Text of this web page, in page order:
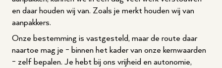
en daar houden wij van. Zoals je merkt houden wij van
aanpakkers.
Onze bestemming is vastgesteld, maar de route daar
naartoe mag je - binnen het kader van onze kernwaarden
- zelf bepalen. Je hebt bij ons vrijheid en autonomie,